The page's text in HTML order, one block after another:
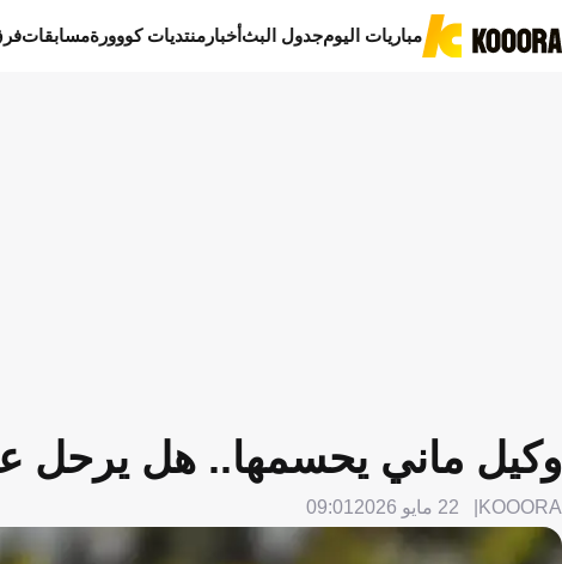
مباريات اليومجدول البثأخبار منتديات كووورةمسابقات
وكيل ماني يحسمها.. هل يرحل
KOOORA 22 مايو 2026 09:01